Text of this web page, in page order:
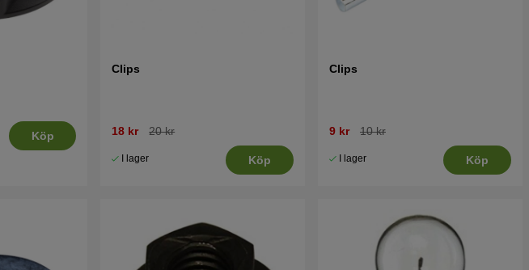
Köp
Clips
18 kr 20 kr
I lager Köp
Clips
9 kr 10 kr
I lager Köp